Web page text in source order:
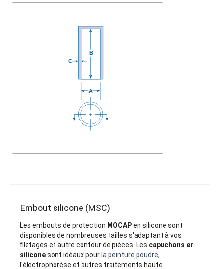
Embout silicone (MSC)
Les embouts de protection MOCAPen silicone sont
disponibles de nombreuses tailles s'adaptant à vos
filetages et autre contour de pièces. Les capuchons en
siliconesont idéaux pour la peinture poudre,
l'électrophorèse et autres traitements haute